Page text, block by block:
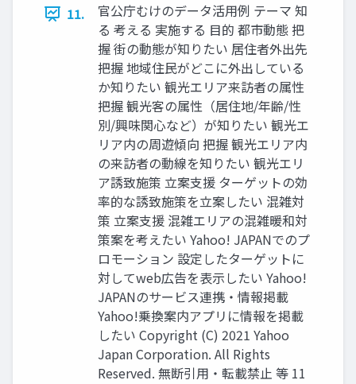
11.
官公庁むけのデータ活⽤例 テーマ 知
る 考える 実施する 目的 都市動態 把
握 街の動態が知りたい 居住者外出先
把握 地域住⺠がどこに外出している
か知りたい 観光エリア来訪者の属性
把握 観光客の属性（居住地/年齢/性
別/興味関⼼など）が知りたい 観光エ
リア内の周遊傾向 把握 観光エリア内
の来訪者の動線を知りたい 観光エリ
ア誘致施策 ⽴案⽀援 ターゲットの効
率的な誘致施策を⽴案したい 混雑対
策 ⽴案⽀援 混雑エリアの混雑暖和対
策案を考えたい Yahoo! JAPANでのプ
ロモーション 設定したターゲットに
対してweb広告を表⽰したい Yahoo!
JAPANのサービス連携・情報掲載
Yahoo!乗換案内アプリに情報を掲載
したい Copyright (C) 2021 Yahoo
Japan Corporation. All Rights
Reserved. 無断引用・転載禁止 等 11